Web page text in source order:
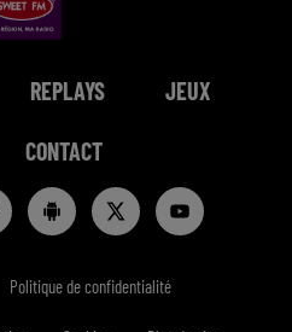
REPLAYS JEUX
CONTACT
Politique de confidentialité